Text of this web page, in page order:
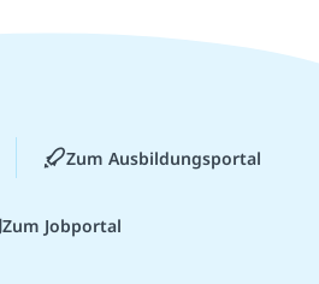
Zum Ausbildungsportal
Zum Jobportal